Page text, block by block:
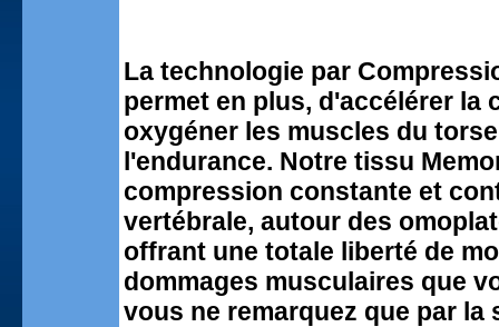
La technologie par
permet en plus, d'accélérer la
oxygéner les muscles du
l'endurance. Notre tissu
compression constante et
vertébrale, autour des
offrant une totale liberté de
dommages musculaires que
vous ne remarquez que par la